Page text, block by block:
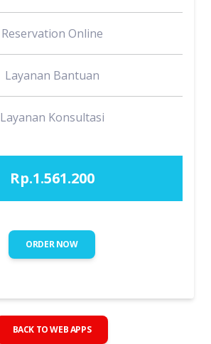
Reservation Online
Layanan Bantuan
Layanan Konsultasi
Rp.1.561.200
ORDER NOW
BACK TO WEB APPS